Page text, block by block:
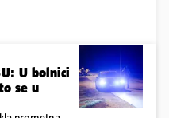
U bolnici
se u